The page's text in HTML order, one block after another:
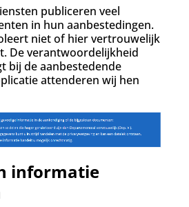
publiceren veel
in hun aanbestedingen.
niet of hier vertrouwelijk
De verantwoordelijkheid
bij de aanbestedende
attenderen wij hen
informatie